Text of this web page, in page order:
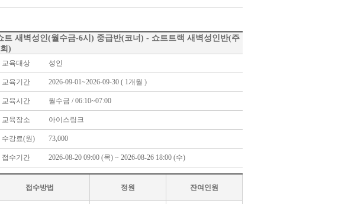
트 새벽성인(월수금-6시) 중급반(코너) - 쇼트트랙 새벽성인반(주
)
교육대상 성인
교육기간 2026-09-01~2026-09-30 ( 1개월 )
교육시간 월수금 / 06:10~07:00
교육장소 아이스링크
수강료(원) 73,000
접수기간 2026-08-20 09:00 (목) ~ 2026-08-26 18:00 (수)
접수방법 정원 잔여인원